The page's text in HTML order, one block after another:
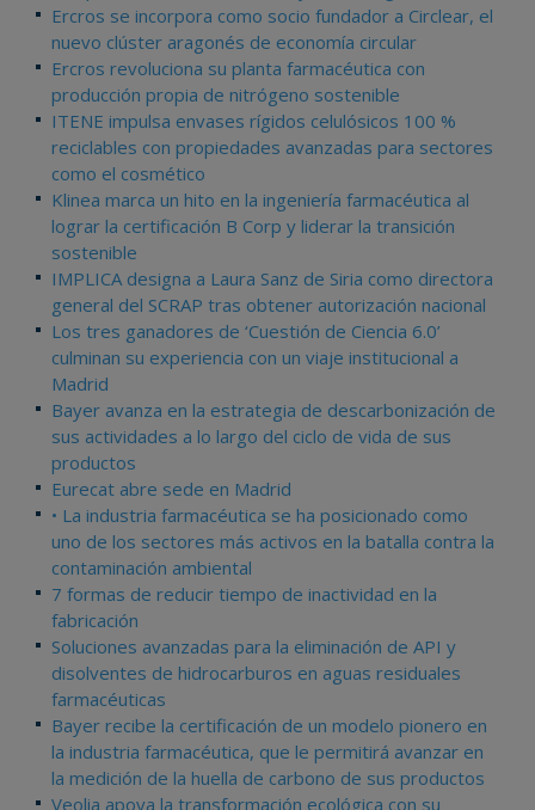
Ercros se incorpora como socio fundador a Circlear, el
nuevo clúster aragonés de economía circular
Ercros revoluciona su planta farmacéutica con
producción propia de nitrógeno sostenible
ITENE impulsa envases rígidos celulósicos 100 %
reciclables con propiedades avanzadas para sectores
como el cosmético
Klinea marca un hito en la ingeniería farmacéutica al
lograr la certificación B Corp y liderar la transición
sostenible
IMPLICA designa a Laura Sanz de Siria como directora
general del SCRAP tras obtener autorización nacional
Los tres ganadores de ‘Cuestión de Ciencia 6.0’
culminan su experiencia con un viaje institucional a
Madrid
Bayer avanza en la estrategia de descarbonización de
sus actividades a lo largo del ciclo de vida de sus
productos
Eurecat abre sede en Madrid
• La industria farmacéutica se ha posicionado como
uno de los sectores más activos en la batalla contra la
contaminación ambiental
7 formas de reducir tiempo de inactividad en la
fabricación
Soluciones avanzadas para la eliminación de API y
disolventes de hidrocarburos en aguas residuales
farmacéuticas
Bayer recibe la certificación de un modelo pionero en
la industria farmacéutica, que le permitirá avanzar en
la medición de la huella de carbono de sus productos
Veolia apoya la transformación ecológica con su